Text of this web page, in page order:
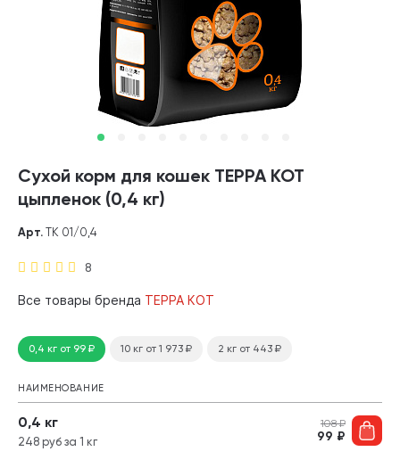
Сухой корм для кошек ТЕРРА КОТ
цыпленок (0,4 кг)
8
Арт. ТК 01/0,4
Все товары бренда ТЕРРА КОТ
0,4 кг от 99₽ 10 кг от 1 973 ₽ 2 кг от 443 ₽
НАИМЕНОВАНИЕ
0,4 кг
248 руб за 1 кг
108₽
99 ₽